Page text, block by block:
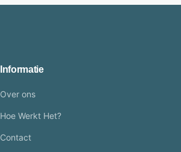
Informatie
Over ons
Hoe Werkt Het?
Contact